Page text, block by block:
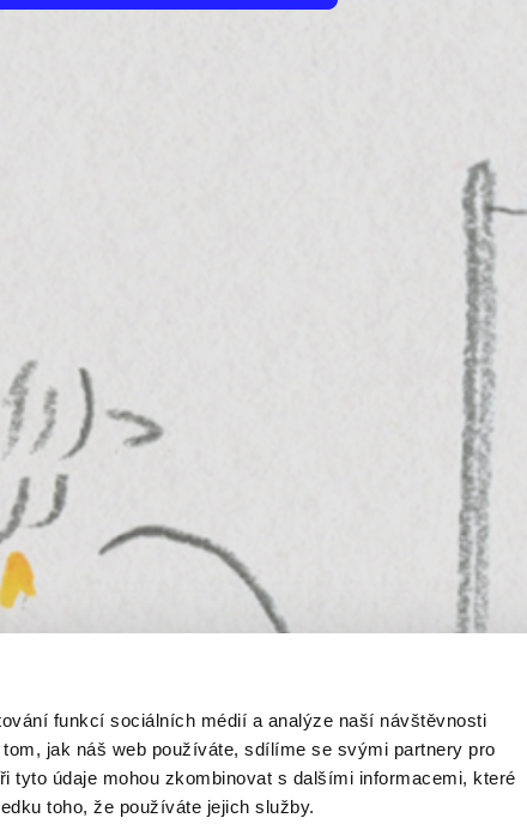
funkcí sociálních médií a analýze naší návštěvnosti
jak náš web používáte, sdílíme se svými partnery pro
tyto údaje mohou zkombinovat s dalšími informacemi, které
toho, že používáte jejich služby.